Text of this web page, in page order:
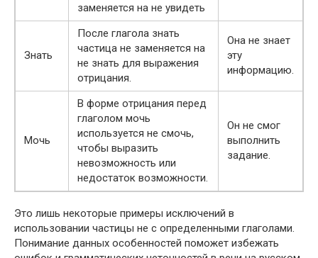
заменяется на не увидеть
Знать
После глагола знать
частица не заменяется на
не знать для выражения
отрицания.
Она не знает
эту
информацию.
Мочь
В форме отрицания перед
глаголом мочь
используется не смочь,
чтобы выразить
невозможность или
недостаток возможности.
Он не смог
выполнить
задание.
Это лишь некоторые примеры исключений в
использовании частицы не с определенными глаголами.
Понимание данных особенностей поможет избежать